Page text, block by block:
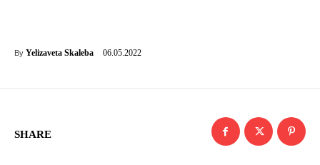
By Yelizaveta Skaleba 06.05.2022
SHARE